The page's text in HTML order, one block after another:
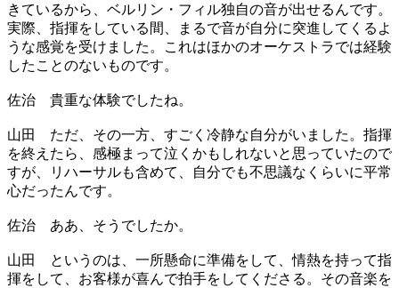
きているから、ベルリン・フィル独自の音が出せるんです。
実際、指揮をしている間、まるで音が自分に突進してくるよ
うな感覚を受けました。これはほかのオーケストラでは経験
したことのないものです。
佐治 貴重な体験でしたね。
山田
ただ、その一方、すごく冷静な自分がいました。指揮
を終えたら、感極まって泣くかもしれないと思っていたので
すが、リハーサルも含めて、自分でも不思議なくらいに平常
心だったんです。
佐治 ああ、そうでしたか。
山田
というのは、一所懸命に準備をして、情熱を持って指
揮をして、お客様が喜んで拍手をしてくださる。その音楽を